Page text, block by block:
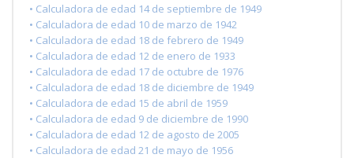
• Calculadora de edad 14 de septiembre de 1949
• Calculadora de edad 10 de marzo de 1942
• Calculadora de edad 18 de febrero de 1949
• Calculadora de edad 12 de enero de 1933
• Calculadora de edad 17 de octubre de 1976
• Calculadora de edad 18 de diciembre de 1949
• Calculadora de edad 15 de abril de 1959
• Calculadora de edad 9 de diciembre de 1990
• Calculadora de edad 12 de agosto de 2005
• Calculadora de edad 21 de mayo de 1956